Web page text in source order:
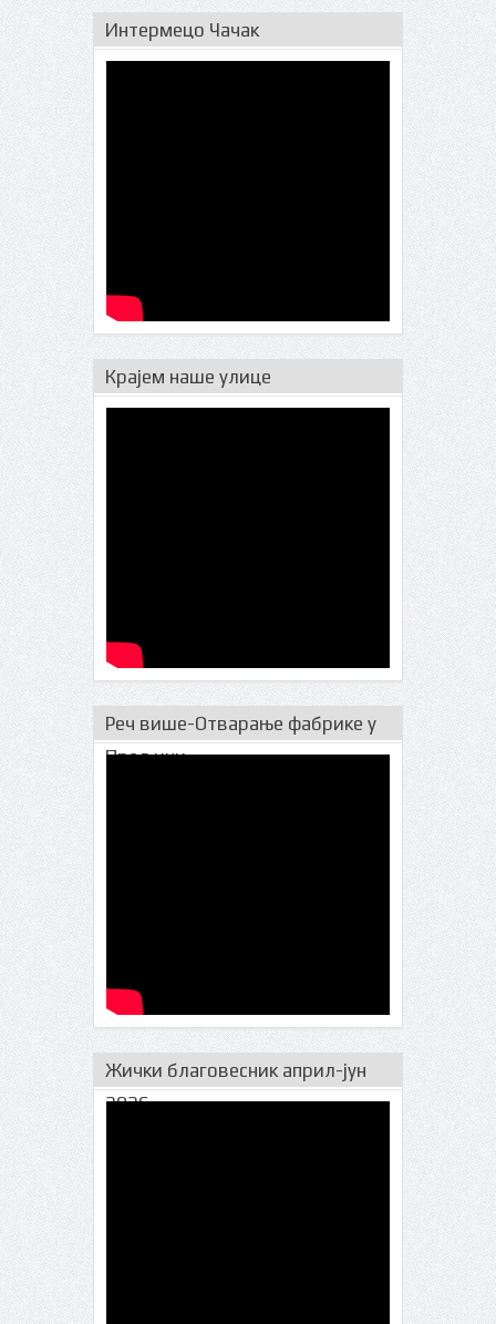
Интермецо Чачак
Крајем наше улице
Реч више-Отварање фабрике у
Прељини
Жички благовесник април-јун
2026.